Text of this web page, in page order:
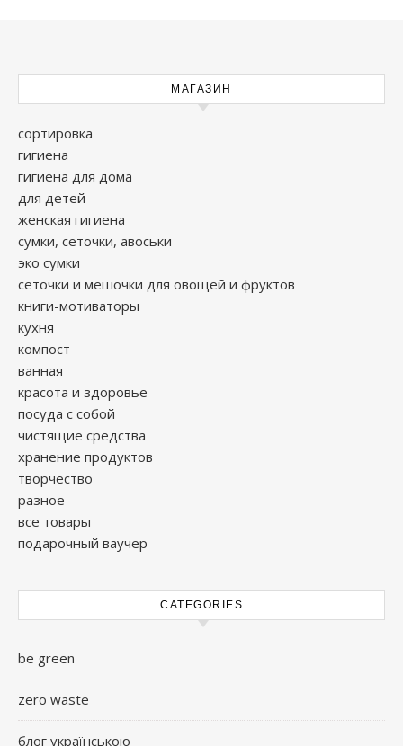
МАГАЗИН
сортировка
гигиена
гигиена для дома
для детей
женская гигиена
сумки, сеточки, авоськи
эко сумки
сеточки и мешочки для овощей и фруктов
книги-мотиваторы
кухня
компост
ванная
красота и здоровье
посуда с собой
чистящие средства
хранение продуктов
творчество
разное
все товары
подарочный ваучер
CATEGORIES
be green
zero waste
блог українською